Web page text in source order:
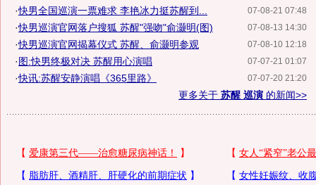
07-08-21 07:48
·快男全国巡演一票难求 李艳冰力挺苏醒到...
07-08-13 14:30
·快男巡演官网落户搜狐 苏醒"强吻"俞灏明(图)
07-08-10 12:18
·快男巡演官网揭幕仪式 苏醒、俞灏明参观
07-07-21 01:07
·图:快男终极对决 苏醒用心演唱
07-07-20 21:20
·快讯:苏醒安静演唱《365里路》
更多关于 苏醒 巡演 的新闻>>